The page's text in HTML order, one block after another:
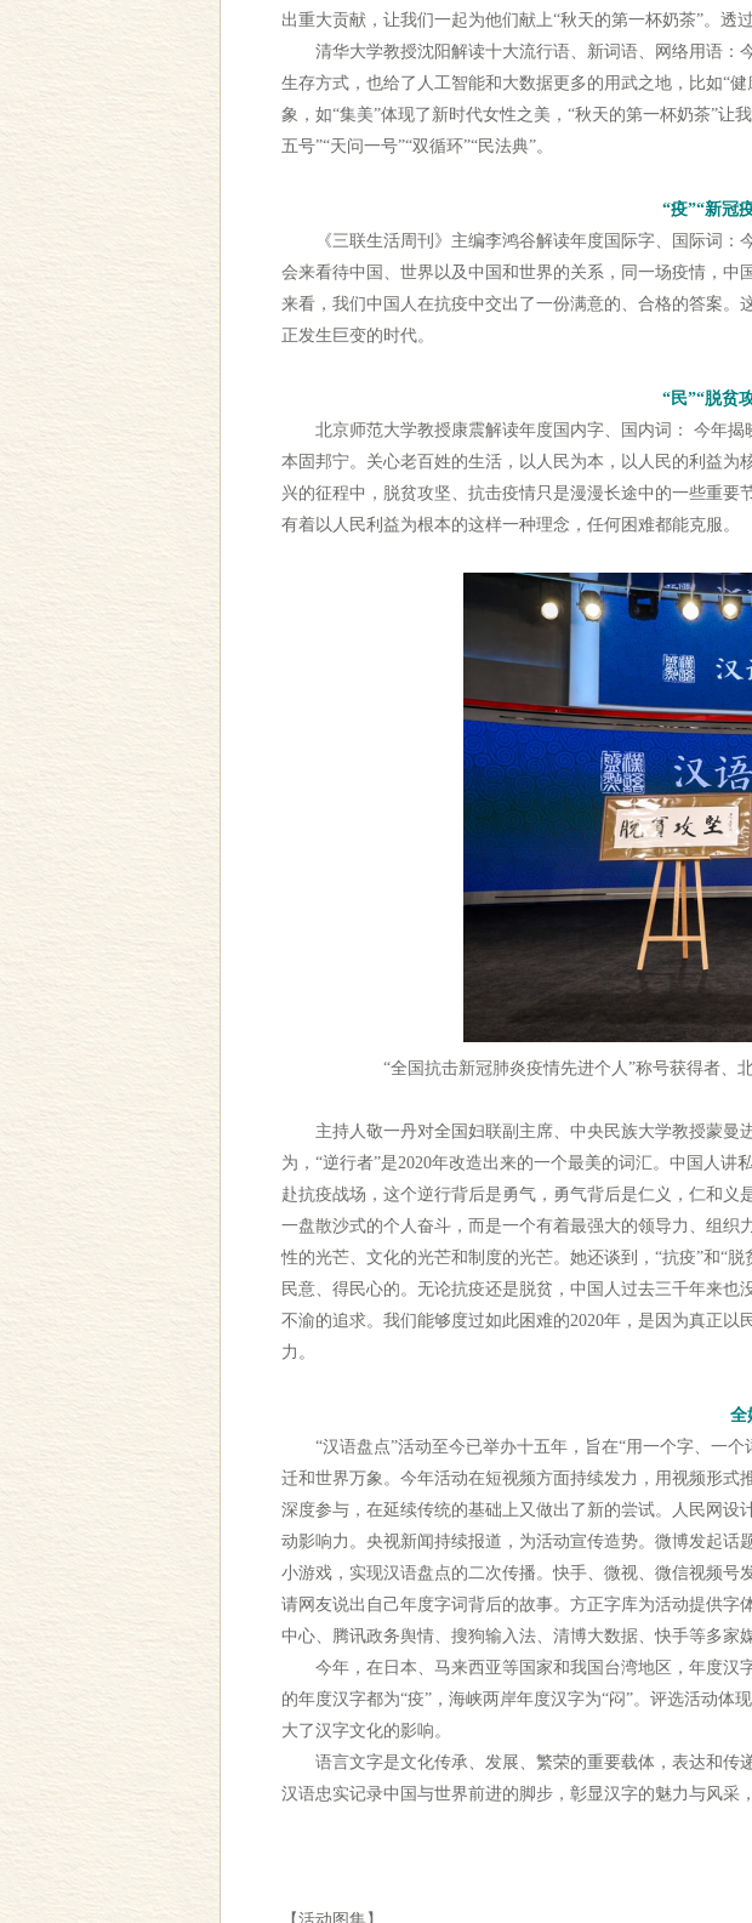
出重大贡献，让我们一起为他们献上“秋天的第一杯奶茶”。透
清华大学教授沈阳解读十大流行语、新词语、网络用语：
生存方式，也给了人工智能和大数据更多的用武之地，比如“
象，如“集美”体现了新时代女性之美，“秋天的第一杯奶茶”
五号”“天问一号”“双循环”“民法典”。
“疫”“新冠
《三联生活周刊》主编李鸿谷解读年度国际字、国际词：
会来看待中国、世界以及中国和世界的关系，同一场疫情，
来看，我们中国人在抗疫中交出了一份满意的、合格的答案
正发生巨变的时代。
“民”“脱贫
北京师范大学教授康震解读年度国内字、国内词： 今年揭
本固邦宁。关心老百姓的生活，以人民为本，以人民的利益
兴的征程中，脱贫攻坚、抗击疫情只是漫漫长途中的一些重要
有着以人民利益为根本的这样一种理念，任何困难都能克服。
“全国抗击新冠肺炎疫情先进个人”称号获得者、
主持人敬一丹对全国妇联副主席、中央民族大学教授蒙曼
为，“逆行者”是2020年改造出来的一个最美的词汇。中国人
赴抗疫战场，这个逆行背后是勇气，勇气背后是仁义，仁和
一盘散沙式的个人奋斗，而是一个有着最强大的领导力、组织
性的光芒、文化的光芒和制度的光芒。她还谈到，“抗疫”和“
民意、得民心的。无论抗疫还是脱贫，中国人过去三千年来
不渝的追求。我们能够度过如此困难的2020年，是因为真正
力。
全
“汉语盘点”活动至今已举办十五年，旨在“用一个字、一个
迁和世界万象。今年活动在短视频方面持续发力，用视频形
深度参与，在延续传统的基础上又做出了新的尝试。人民网设
动影响力。央视新闻持续报道，为活动宣传造势。微博发起
小游戏，实现汉语盘点的二次传播。快手、微视、微信视频
请网友说出自己年度字词背后的故事。方正字库为活动提供
中心、腾讯政务舆情、搜狗输入法、清博大数据、快手等多家
今年，在日本、马来西亚等国家和我国台湾地区，年度汉字
的年度汉字都为“疫”，海峡两岸年度汉字为“闷”。评选活动
大了汉字文化的影响。
语言文字是文化传承、发展、繁荣的重要载体，表达和传
汉语忠实记录中国与世界前进的脚步，彰显汉字的魅力与风采